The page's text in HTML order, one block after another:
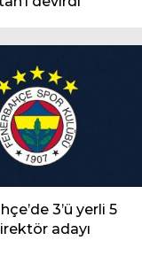
3’ü yerli 5
adayı
yasta